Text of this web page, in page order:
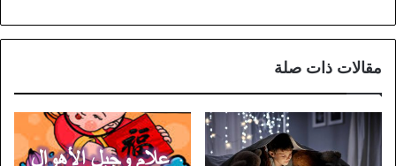
مقالات ذات صلة